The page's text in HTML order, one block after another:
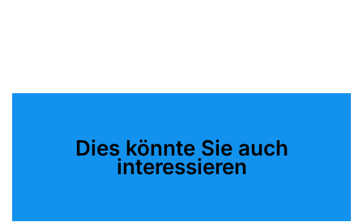
Dies könnte Sie auch
interessieren